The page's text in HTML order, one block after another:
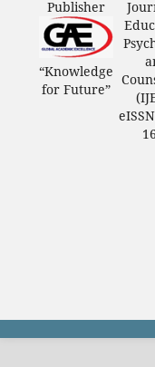
Publisher
“Knowledge
for Future”